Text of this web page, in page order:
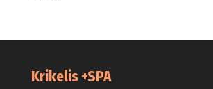
Krikelis +SPA